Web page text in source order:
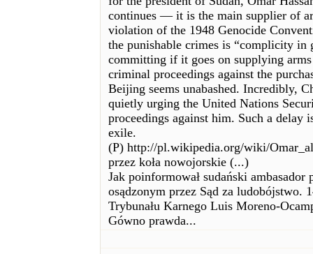
continues — it is the main supplier of
violation of the 1948 Genocide
the punishable crimes is “complicity in
committing if it goes on supplying
criminal proceedings against the
Beijing seems unabashed. Incredibly,
quietly urging the United Nations
proceedings against him. Such a delay
exile.
(P) http://pl.wikipedia.org/wiki/
przez koła nowojorskie (...)
Jak poinformował sudański
osądzonym przez Sąd za ludobójstwo.
Trybunału Karnego Luis Moreno-
Gówno prawda...